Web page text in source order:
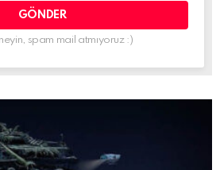
spam mail atmıyoruz :)